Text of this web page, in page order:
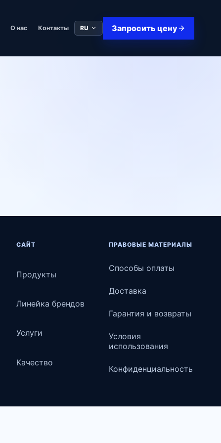
О нас Контакты RU Запросить цену
САЙТ
Продукты
Линейка брендов
Услуги
Качество
ПРАВОВЫЕ МАТЕРИАЛЫ
Способы оплаты
Доставка
Гарантия и возвраты
Условия
использования
Конфиденциальность